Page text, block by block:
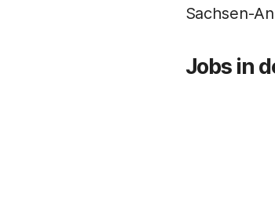
Sachsen-
Jobs in